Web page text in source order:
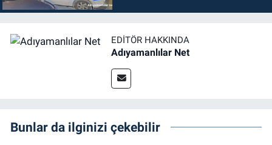
EDITÖR HAKKINDA
Adıyamanlılar Net
Bunlar da ilginizi çekebilir